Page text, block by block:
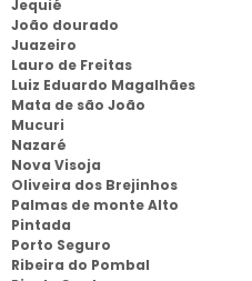
Jequié
João dourado
Juazeiro
Lauro de Freitas
Luiz Eduardo Magalhães
Mata de são João
Mucuri
Nazaré
Nova Visoja
Oliveira dos Brejinhos
Palmas de monte Alto
Pintada
Porto Seguro
Ribeira do Pombal